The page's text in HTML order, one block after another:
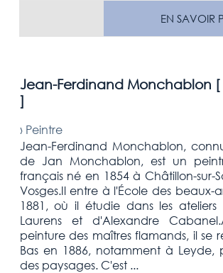
EN SAVOIR
Jean-Ferdinand Monchablon [
]
› Peintre
Jean-Ferdinand Monchablon,
de Jan Monchablon, est un
français né en 1854 à Châtillon-sur-
Vosges.Il entre à l'École des beaux-
1881, où il étudie dans les ateliers
Laurens et d'Alexandre
peinture des maîtres flamands, il se
Bas en 1886, notamment à Leyde,
des paysages. C'est ...